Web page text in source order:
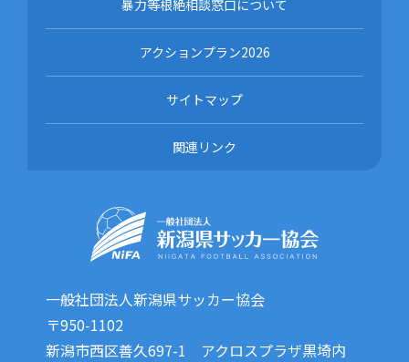
暴力等根絶相談窓口について
アクションプラン2026
サイトマップ
関連リンク
一般社団法人新潟県サッカー協会
〒950-1102
新潟市西区善久697-1 アクロスプラザ黒埼内